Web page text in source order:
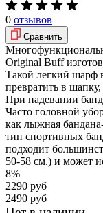
0 отзывов
Сравнить
Original Buff
Такой легкий шарф
превратить в
При надевании
Часто головной
как лыжная
тип спортивных
подходит
50-58 см.) и может
8%
2290 руб
2490 руб